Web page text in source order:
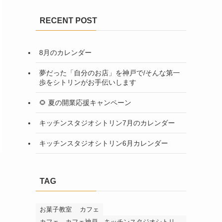
RECENT POST
8月のカレンダー
夢だった「自分のお店」を神戸で/そんな第一
歩をシトリンがお手伝いします
🌻 夏の開業応援キャンペーン
キッチンスタジオシトリン7月のカレンダー
キッチンスタジオシトリン6月カレンダー
TAG
お菓子教室
カフェ